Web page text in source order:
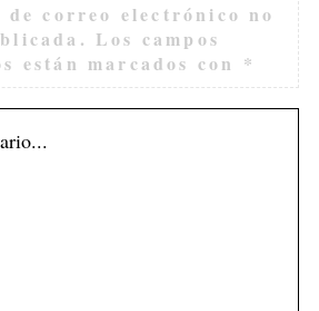
correo electrónico no
Los campos
están marcados con *